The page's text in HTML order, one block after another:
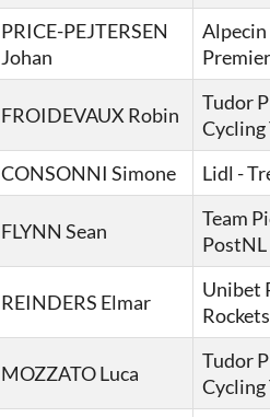
PRICE-PEJTERSEN
Johan
Alpecin
FROIDEVAUX Robin
Tudor
Cycling
CONSONNI Simone Lidl -
FLYNN Sean
Team
PostNL
REINDERS Elmar
Unibet
Rockets
MOZZATO Luca
Tudor
Cycling